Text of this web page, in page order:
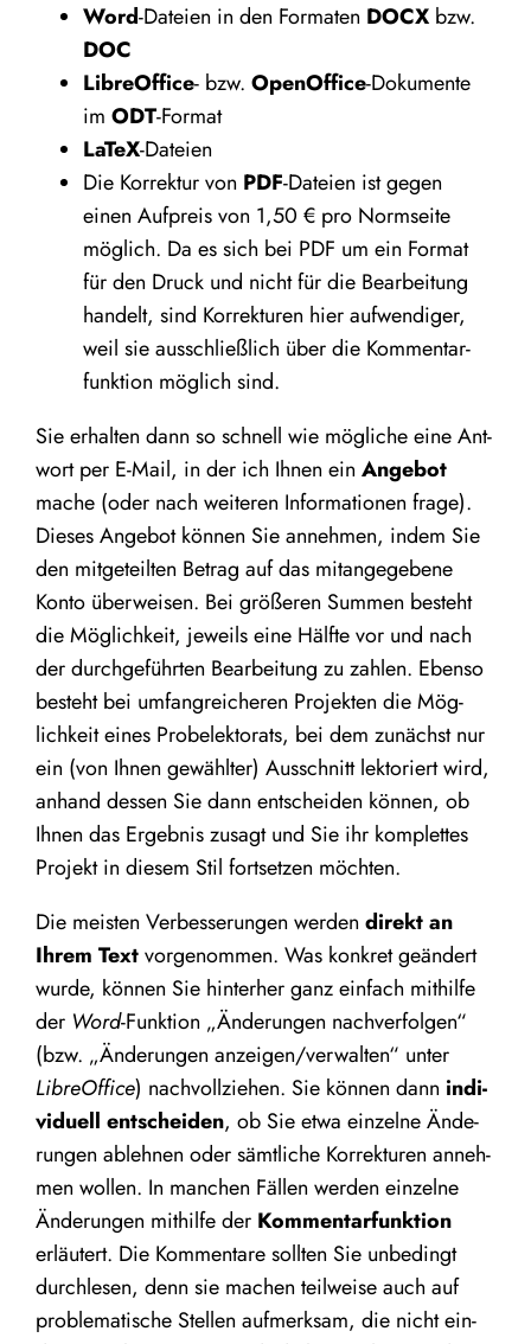
Word-Datei­en in den For­ma­ten DOCX bzw.
DOC
Libre­Of­fice- bzw.Open­Of­fice-Doku­men­te
imODT-For­mat
LaTeX-Datei­en
Die Kor­rek­tur von PDF-Datei­en ist gegen
einen Auf­preis von 1,50 € pro Norm­sei­te
mög­lich. Da es sich bei PDF um ein For­mat
für den Druck und nicht für die Bear­bei­tung
han­delt, sind Kor­rek­tu­ren hier auf­wen­di­ger,
weil sie aus­schließ­lich über die Kom­men­tar­
funk­ti­on mög­lich sind.
Sie erhal­ten dann so schnell wie mög­li­che eine Ant­
wort per E-Mail, in der ich Ihnen einAnge­bot
mache (oder nach wei­te­ren Infor­ma­tio­nen fra­ge).
Die­ses Ange­bot kön­nen Sie anneh­men, indem Sie
den mit­ge­teil­ten Betrag auf das mit­an­ge­ge­be­ne
Kon­to über­wei­sen. Bei grö­ße­ren Sum­men besteht
die Mög­lich­keit, jeweils eine Hälf­te vor und nach
der durch­ge­führ­ten Bear­bei­tung zu zah­len. Eben­so
besteht bei umfang­rei­che­ren Pro­jek­ten die Mög­
lich­keit eines Pro­be­lek­to­rats, bei dem zunächst nur
ein (von Ihnen gewähl­ter) Aus­schnitt lek­to­riert wird,
anhand des­sen Sie dann ent­schei­den kön­nen, ob
Ihnen das Ergeb­nis zusagt und Sie ihr kom­plet­tes
Pro­jekt in die­sem Stil fort­set­zen möchten.
Die meis­ten Ver­bes­se­run­gen wer­dendirekt an
Ihrem Textvor­ge­nom­men. Was kon­kret geän­dert
wur­de, kön­nen Sie hin­ter­her ganz ein­fach mit­hil­fe
der Word-Funk­ti­on „Ände­run­gen nach­ver­fol­gen“
(bzw. „Ände­run­gen anzeigen/​verwalten“ unter
Libre­Of­fice) nach­voll­zie­hen. Sie kön­nen dann indi­
vi­du­ell ent­schei­den, ob Sie etwa ein­zel­ne Ände­
run­gen ableh­nen oder sämt­li­che Kor­rek­tu­ren anneh­
men wol­len. In man­chen Fäl­len wer­den ein­zel­ne
Ände­run­gen mit­hil­fe der Kom­men­tar­funk­ti­on
erläu­tert. Die Kom­men­ta­re soll­ten Sie unbe­dingt
durch­le­sen, denn sie machen teil­wei­se auch auf
pro­ble­ma­ti­sche Stel­len auf­merk­sam, die nicht ein­